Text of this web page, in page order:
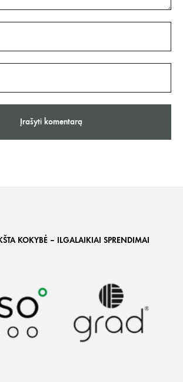
KOKYBĖ – ILGALAIKIAI SPRENDIMAI